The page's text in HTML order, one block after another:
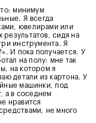
минимум
Я всегда
ювелирами или
сидя на
инструмента. Я
И пока получается. У
на полу: мне так
на котором я
детали из картона. У
машинки, под
а в соседнем
нравится
не много